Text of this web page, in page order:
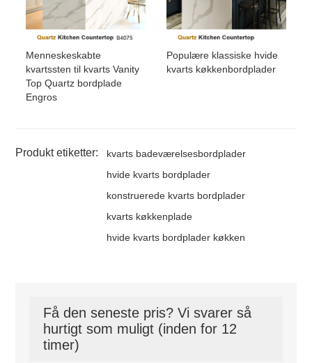
Menneskeskabte
kvartssten til kvarts Vanity
Top Quartz bordplade
Engros
Populære klassiske hvide
kvarts køkkenbordplader
Produkt etiketter:
kvarts badeværelsesbordplader
hvide kvarts bordplader
konstruerede kvarts bordplader
kvarts køkkenplade
hvide kvarts bordplader køkken
Få den seneste pris? Vi svarer så
hurtigt som muligt (inden for 12
timer)